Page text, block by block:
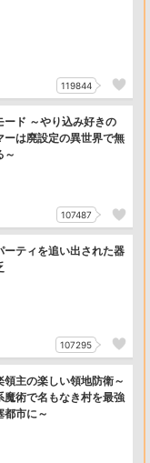
119844
ード ～やり込み好きの
ーは廃設定の異世界で無
～
107487
ーティを追い出された器
107295
領主の楽しい領地防衛～
魔術で名もなき村を最強
都市に～